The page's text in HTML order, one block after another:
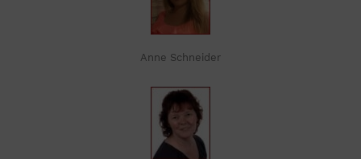
Anne Schneider